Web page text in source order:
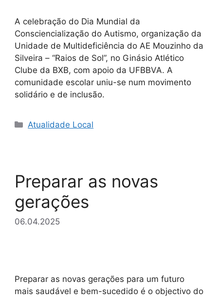
A celebração do Dia Mundial da
Consciencialização do Autismo, organização da
Unidade de Multideficiência do AE Mouzinho da
Silveira – “Raios de Sol”, no Ginásio Atlético
Clube da BXB, com apoio da UFBBVA. A
comunidade escolar uniu-se num movimento
solidário e de inclusão.
Categorias
Atualidade Local
Preparar as novas
gerações
06.04.2025
Preparar as novas gerações para um futuro
mais saudável e bem-sucedido é o objectivo do